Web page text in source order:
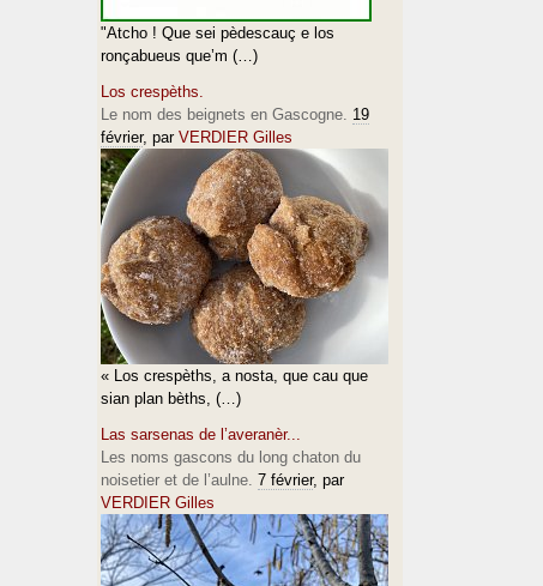
"Atcho ! Que sei pèdescauç e los
ronçabueus que’m (…)
Los crespèths.
Le nom des beignets en Gascogne. 19
février, par VERDIER Gilles
« Los crespèths, a nosta, que cau que
sian plan bèths, (…)
Las sarsenas de l’averanèr...
Les noms gascons du long chaton du
noisetier et de l’aulne. 7 février, par
VERDIER Gilles